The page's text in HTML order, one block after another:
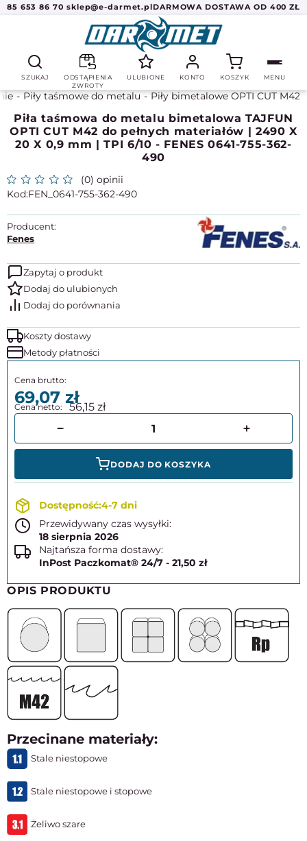
85 653 86 70 sklep@e-darmet.plDARMOWA DOSTAWA OD 400 ZŁ
SZUKAJ
ODSTĄPIENIA
ZWROTY
ULUBIONE KONTO KOSZYK MENU
Piły taśmowe do metalu Piły bimetalowe OPTI CUT M42
Piła taśmowa do metalu bimetalowa TAJFUN
OPTI CUT M42 do pełnych materiałów | 2490 X
20 X 0,9 mm | TPI 6/10 - FENES 0641-755-362-
490
(0) opinii
FEN_0641-755-362-490
Producent:
Fenes
Zapytaj o produkt
Koszty dostawy
Metody płatności
69,07 56,15
DODAJ DO KOSZYKA
4-7 dni
Przewidywany czas wysyłki:
18 sierpnia 2026
Najtańsza forma dostawy:
InPost Paczkomat® 24/7 - 21,50 zł
OPIS PRODUKTU
Przecinane materiały:
Stale niestopowe
Stale niestopowe i stopowe
Żeliwo szare